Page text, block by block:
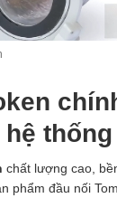
chất lượng cao,
phẩm đầu nối